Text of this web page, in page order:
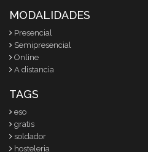
MODALIDADES
Presencial
Semipresencial
Online
A distancia
TAGS
eso
gratis
soldador
hosteleria